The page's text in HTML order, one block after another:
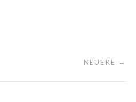
NEUERE →